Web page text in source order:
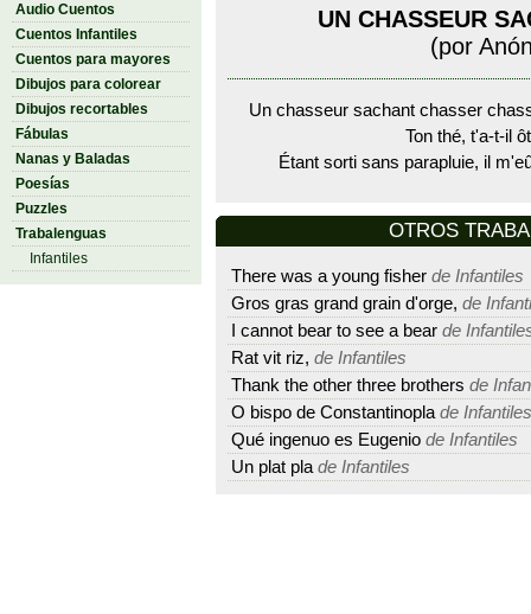
Audio Cuentos
Cuentos Infantiles
Cuentos para mayores
Dibujos para colorear
Dibujos recortables
Fábulas
Nanas y Baladas
Poesías
Puzzles
Trabalenguas
Infantiles
UN CHASSEUR
(por
Un chasseur sachant chasser
Ton thé, t'a-t-il
Étant sorti sans parapluie, il
OTROS
There was a young fisher de Infantiles
Gros gras grand grain d'orge, de
I cannot bear to see a bear de
Rat vit riz, de Infantiles
Thank the other three brothers de
O bispo de Constantinopla de Infantiles
Qué ingenuo es Eugenio de Infantiles
Un plat pla de Infantiles